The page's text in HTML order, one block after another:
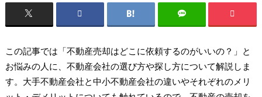
この記事では「不動産売却はどこに依頼するのがいいの？」と
お悩みの人に、不動産会社の選び方や探し方について解説しま
す。大手不動産会社と中小不動産会社の違いやそれぞれのメリ